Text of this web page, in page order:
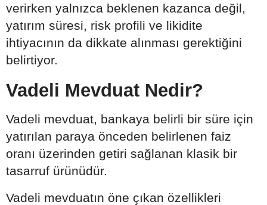
verirken yalnızca beklenen kazanca değil,
yatırım süresi, risk profili ve likidite
ihtiyacının da dikkate alınması gerektiğini
belirtiyor.
Vadeli Mevduat Nedir?
Vadeli mevduat, bankaya belirli bir süre için
yatırılan paraya önceden belirlenen faiz
oranı üzerinden getiri sağlanan klasik bir
tasarruf ürünüdür.
Vadeli mevduatın öne çıkan özellikleri